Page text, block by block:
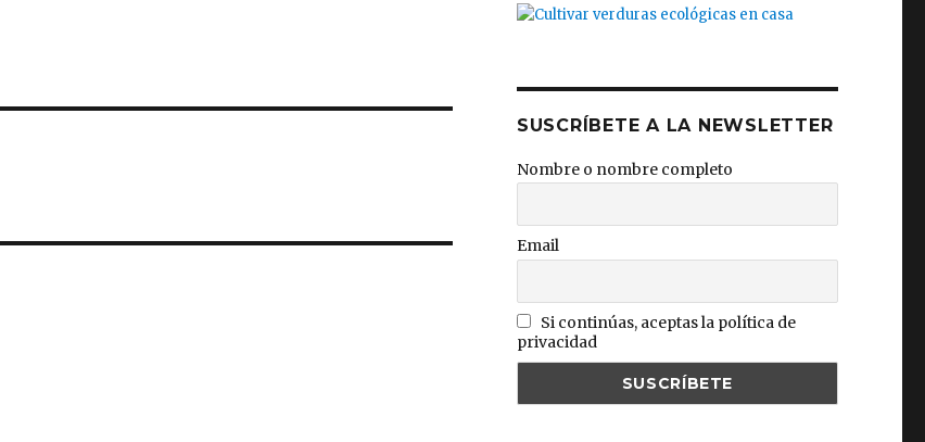
SUSCRÍBETE A LA NEWSLETTER
Nombre o nombre completo
Email
Si continúas, aceptas la política de
privacidad